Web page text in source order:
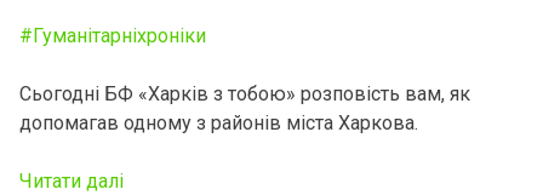
#Гуманiтарнiхронiки
Сьогодні БФ «Харків з тобою» розповість вам, як
допомагав одному з районів міста Харкова.
Читати далі